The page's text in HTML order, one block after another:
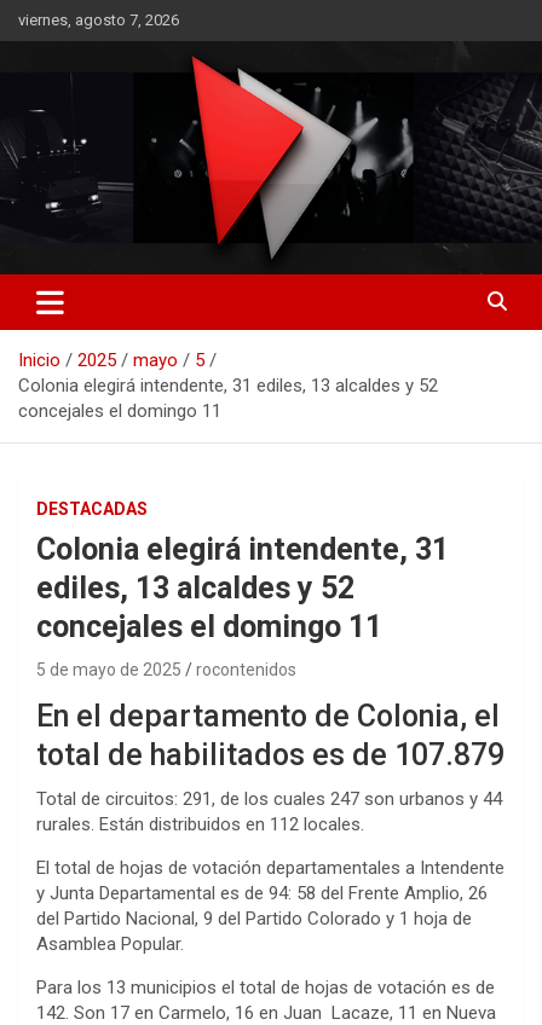
Saltar
al
viernes, agosto 7, 2026
RO CONTENIDOS
Inicio 2025 mayo
5
Colonia elegirá intendente, 31 ediles, 13 alcaldes y 52
concejales el domingo 11
DESTACADAS
Colonia elegirá intendente, 31
ediles, 13 alcaldes y 52
concejales el domingo 11
5 de mayo de 2025 rocontenidos
En el departamento de Colonia, el
total de habilitados es de 107.879
Total de circuitos: 291, de los cuales 247 son urbanos y 44
rurales. Están distribuidos en 112 locales.
El total de hojas de votación departamentales a Intendente
y Junta Departamental es de 94: 58 del Frente Amplio, 26
del Partido Nacional, 9 del Partido Colorado y 1 hoja de
Asamblea Popular.
Para los 13 municipios el total de hojas de votación es de
142. Son 17 en Carmelo, 16 en Juan Lacaze, 11 en Nueva